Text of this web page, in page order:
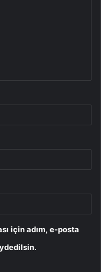
için adım, e-posta